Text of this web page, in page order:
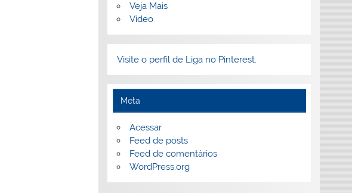
Veja Mais
Vídeo
Visite o perfil de Liga no Pinterest.
Meta
Acessar
Feed de posts
Feed de comentários
WordPress.org